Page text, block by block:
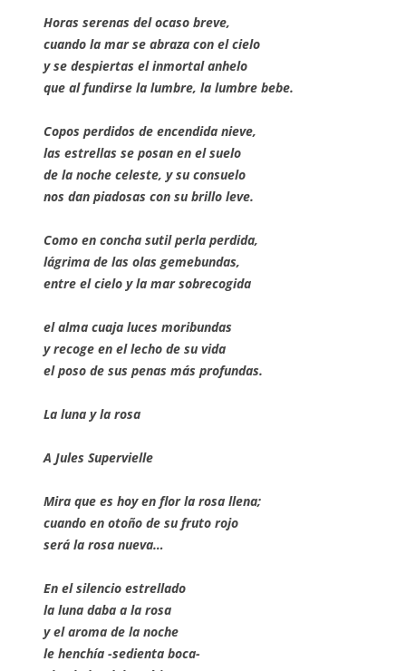
Horas serenas del ocaso breve,
cuando la mar se abraza con el cielo
y se despiertas el inmortal anhelo
que al fundirse la lumbre, la lumbre bebe.
Copos perdidos de encendida nieve,
las estrellas se posan en el suelo
de la noche celeste, y su consuelo
nos dan piadosas con su brillo leve.
Como en concha sutil perla perdida,
lágrima de las olas gemebundas,
entre el cielo y la mar sobrecogida
el alma cuaja luces moribundas
y recoge en el lecho de su vida
el poso de sus penas más profundas.
La luna y la rosa
A Jules Supervielle
Mira que es hoy en flor la rosa llena;
cuando en otoño de su fruto rojo
será la rosa nueva…
En el silencio estrellado
la luna daba a la rosa
y el aroma de la noche
le henchía -sedienta boca-